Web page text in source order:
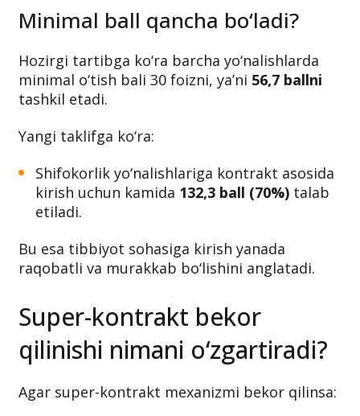
Minimal ball qancha bo‘ladi?
Hozirgi tartibga ko‘ra barcha yo‘nalishlarda
minimal o‘tish bali 30 foizni, ya’ni 56,7 ballni
tashkil etadi.
Yangi taklifga ko‘ra:
Shifokorlik yo‘nalishlariga kontrakt asosida
kirish uchun kamida 132,3 ball (70%) talab
etiladi.
Bu esa tibbiyot sohasiga kirish yanada
raqobatli va murakkab bo‘lishini anglatadi.
Super-kontrakt bekor
qilinishi nimani o‘zgartiradi?
Agar super-kontrakt mexanizmi bekor qilinsa: